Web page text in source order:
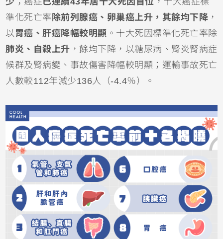
準化死亡率 除前列腺癌、卵巢癌上升，其餘均下降 ，
以 胃癌、肝癌降幅較明顯 。十大死因標準化死亡率除
肺炎、自殺上升 ，餘均下降，以糖尿病、腎炎腎病症
候群及腎病變、事故傷害降幅較明顯；運輸事故死亡
人數較112年減少136人（-4.4％）。